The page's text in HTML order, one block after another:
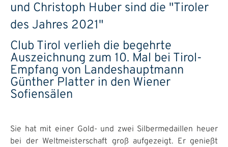
und Christoph Huber sind die "Tiroler
des Jahres 2021"
Club Tirol verlieh die begehrte
Auszeichnung zum 10. Mal bei Tirol-
Empfang von Landeshauptmann
Günther Platter in den Wiener
Sofiensälen
Sie hat mit einer Gold- und zwei Silbermedaillen heuer
bei der Weltmeisterschaft groß aufgezeigt. Er genießt